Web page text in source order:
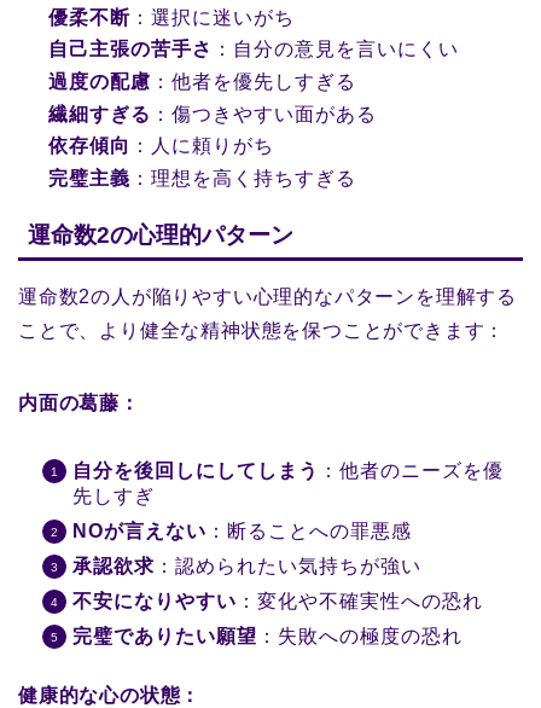
優柔不断 ：選択に迷いがち
自己主張の苦手さ ：自分の意見を言いにくい
過度の配慮 ：他者を優先しすぎる
繊細すぎる ：傷つきやすい面がある
依存傾向 ：人に頼りがち
完璧主義 ：理想を高く持ちすぎる
運命数2の心理的パターン
運命数2の人が陥りやすい心理的なパターンを理解する
ことで、より健全な精神状態を保つことができます：
内面の葛藤：
自分を後回しにしてしまう
：他者のニーズを優
先しすぎ
NOが言えない ：断ることへの罪悪感
承認欲求 ：認められたい気持ちが強い
不安になりやすい ：変化や不確実性への恐れ
完璧でありたい願望 ：失敗への極度の恐れ
健康的な心の状態：